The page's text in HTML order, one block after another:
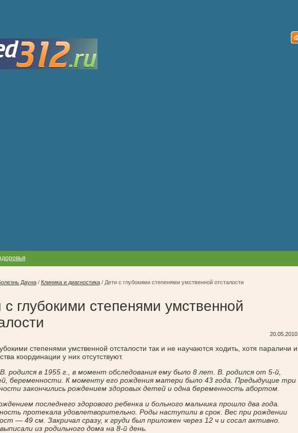
Дауна/ Клиника и диагностика/ Дети с глубокими степенями умственной отсталости
с глубокими степенями умственной
20.05.2010
степенями умственной отсталости так и не научаются ходить, хотя параличи и
координации у них отсутствуют.
родился в 1955 г., в момент обследования ему было 8 лет. В. родился от 5-й,
беременности. К моменту его рождения матери было 43 года. Предыдущие три
закончились рождением здоровых детей и одна беременность абортом.
последнего здорового ребенка и больного мальчика прошло два года.
протекала удовлетворительно. Роды наступили в срок. Вес при рождении
— 49 см. Закричал сразу, к груди был приложен через 12 ч и сосал активно.
из родильного дома на 8-й день.